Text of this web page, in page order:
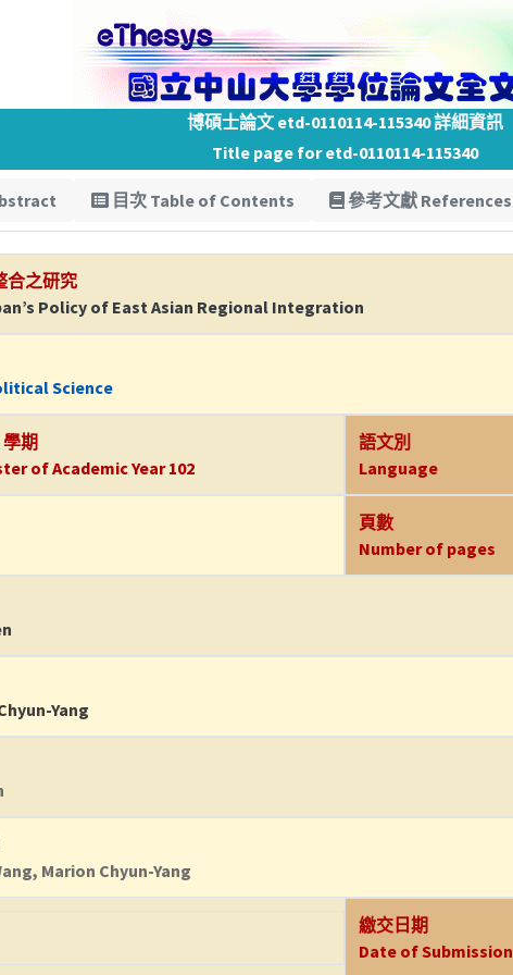
博碩士論文 etd-0110114-115340 詳細資訊
Title page for etd-0110114-115340
目次 Table of Contents 參考文獻 References
合之研究
Policy of East Asian Regional Integration
Science
期
of Academic Year 102
語文別
Language
頁數
Number of pages
Yang
Marion Chyun-Yang
繳交日期
Date of Submission